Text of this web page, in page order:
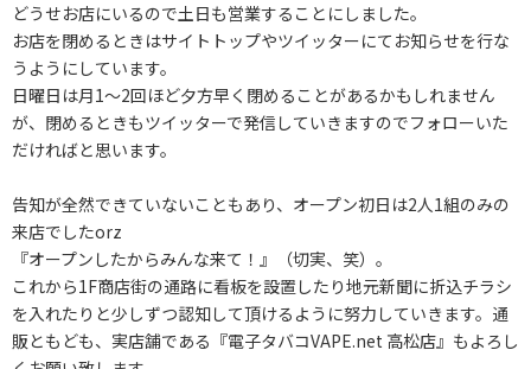
どうせお店にいるので土日も営業することにしました。
お店を閉めるときはサイトトップやツイッターにてお知らせを行な
うようにしています。
日曜日は月1～2回ほど夕方早く閉めることがあるかもしれません
が、閉めるときもツイッターで発信していきますのでフォローいた
だければと思います。
告知が全然できていないこともあり、オープン初日は2人1組のみの
来店でしたorz
『オープンしたからみんな来て！』（切実、笑）。
これから1F商店街の通路に看板を設置したり地元新聞に折込チラシ
を入れたりと少しずつ認知して頂けるように努力していきます。通
販ともども、実店舗である『電子タバコVAPE.net 高松店』もよろし